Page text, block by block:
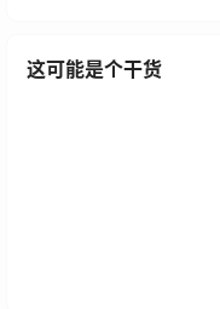
这可能是个干货